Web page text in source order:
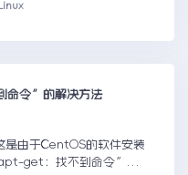
命令”的解决方法
是由于CentOS的软件安装
get：找不到命令”的